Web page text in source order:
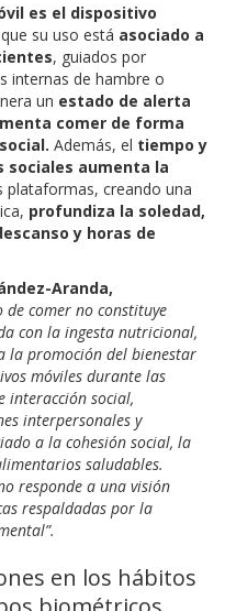
es el dispositivo
su uso está asociado a
, guiados por
internas de hambre o
un estado de alerta
comer de forma
Además, el tiempo y
sociales aumenta la
plataformas, creando una
profundiza la soledad,
y horas de
Aranda,
de comer no constituye
con la ingesta nutricional,
la promoción del bienestar
móviles durante las
interacción social,
interpersonales y
a la cohesión social, la
saludables.
responde a una visión
respaldadas por la
en los hábitos